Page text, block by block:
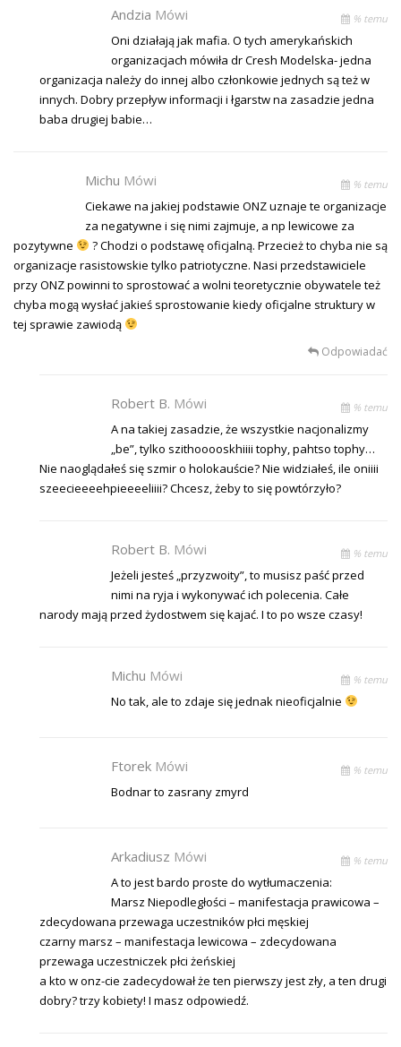
Andzia Mówi % temu
Oni działają jak mafia. O tych amerykańskich
organizacjach mówiła dr Cresh Modelska- jedna
organizacja należy do innej albo członkowie jednych są też w
innych. Dobry przepływ informacji i łgarstw na zasadzie jedna
baba drugiej babie…
Michu Mówi % temu
Ciekawe na jakiej podstawie ONZ uznaje te organizacje
za negatywne i się nimi zajmuje, a np lewicowe za
pozytywne
? Chodzi o podstawę oficjalną. Przecież to chyba nie są
organizacje rasistowskie tylko patriotyczne. Nasi przedstawiciele
przy ONZ powinni to sprostować a wolni teoretycznie obywatele też
chyba mogą wysłać jakieś sprostowanie kiedy oficjalne struktury w
tej sprawie zawiodą
Odpowiadać
Robert B. Mówi % temu
A na takiej zasadzie, że wszystkie nacjonalizmy
„be”, tylko szithooooskhiiii tophy, pahtso tophy…
Nie naoglądałeś się szmir o holokauście? Nie widziałeś, ile oniiii
szeecieeeehpieeeeliiii? Chcesz, żeby to się powtórzyło?
Robert B. Mówi % temu
Jeżeli jesteś „przyzwoity”, to musisz paść przed
nimi na ryja i wykonywać ich polecenia. Całe
narody mają przed żydostwem się kajać. I to po wsze czasy!
Michu Mówi % temu
No tak, ale to zdaje się jednak nieoficjalnie
Ftorek Mówi % temu
Bodnar to zasrany zmyrd
Arkadiusz Mówi % temu
A to jest bardo proste do wytłumaczenia:
Marsz Niepodległości – manifestacja prawicowa –
zdecydowana przewaga uczestników płci męskiej
czarny marsz – manifestacja lewicowa – zdecydowana
przewaga uczestniczek płci żeńskiej
a kto w onz-cie zadecydował że ten pierwszy jest zły, a ten drugi
dobry? trzy kobiety! I masz odpowiedź.